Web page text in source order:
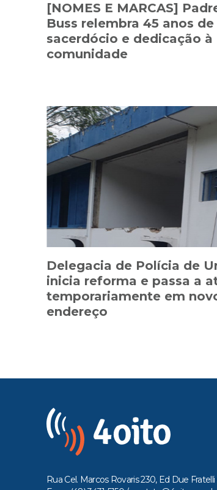
[NOMES E MARCAS]
Buss relembra 45 anos de
sacerdócio e dedicação à
comunidade
Delegacia de Polícia de
inicia reforma e passa a
temporariamente em
endereço
Rua Cel. Marcos Rovaris 230, Ed Due